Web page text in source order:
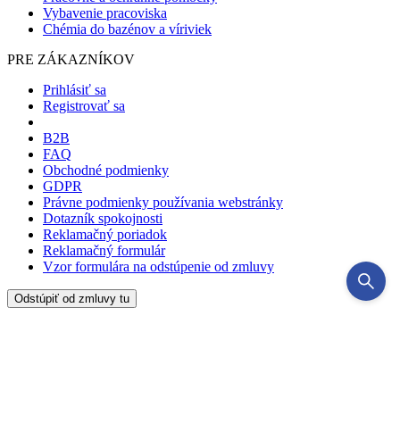
Vybavenie pracoviska
Chémia do bazénov a víriviek
PRE ZÁKAZNÍKOV
Prihlásiť sa
Registrovať sa
B2B
FAQ
Obchodné podmienky
GDPR
Právne podmienky používania webstránky
Dotazník spokojnosti
Reklamačný poriadok
Reklamačný formulár
Vzor formulára na odstúpenie od zmluvy
Odstúpiť od zmluvy tu